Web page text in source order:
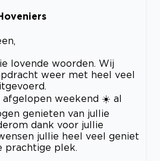
lovende woorden. Wij
weer met heel veel
weekend ☀️ al
genieten van jullie
dank voor jullie
jullie heel veel geniet
prachtige plek.